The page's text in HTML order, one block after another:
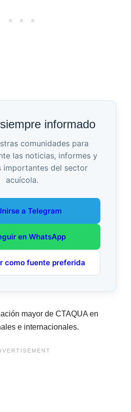
informado
comunidades para
las noticias, informes y
importantes del sector
acuícola.
a Telegram
en WhatsApp
como fuente preferida
mayor de CTAQUA en
e internacionales.